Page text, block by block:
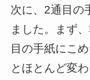
次に、2通目の
ました。まず
目の手紙にこ
とほとんど変